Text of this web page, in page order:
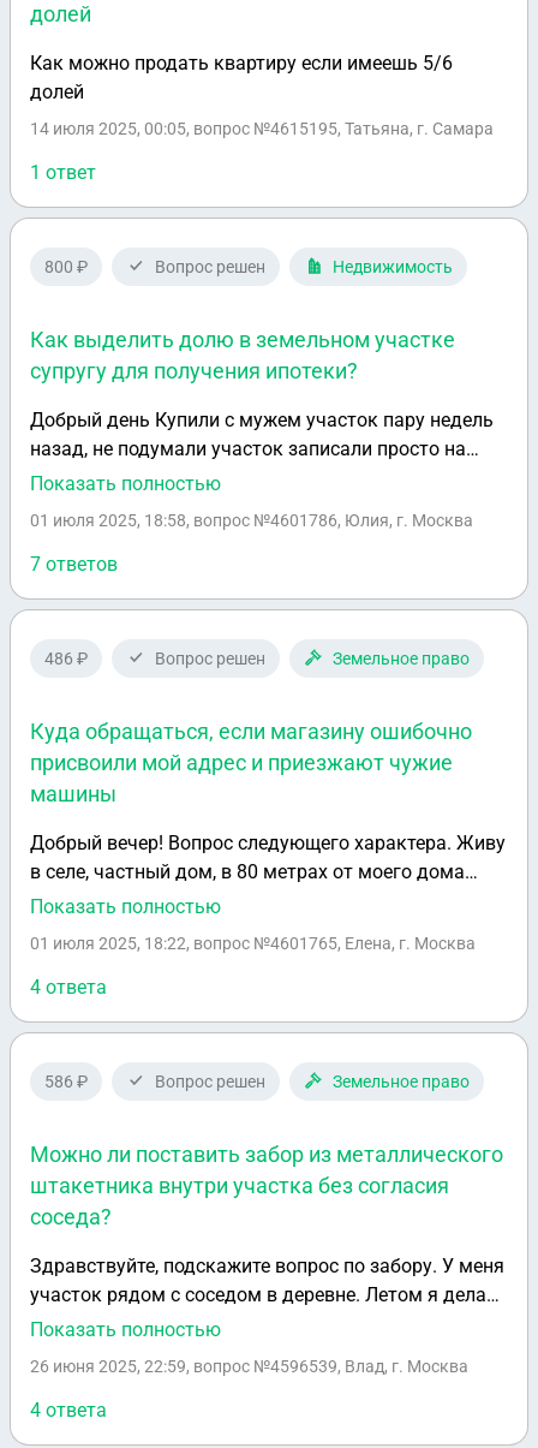
долей
Как можно продать квартиру если имеешь 5/6
долей
14 июля 2025, 00:05, вопрос №4615195, Татьяна, г. Самара
1 ответ
800 ₽ Вопрос решен Недвижимость
Как выделить долю в земельном участке
супругу для получения ипотеки?
Добрый день Купили с мужем участок пару недель
назад, не подумали участок записали просто на
него Сейчас хотим брать подолевую ипотеку под
можно быстро мужу без фин потерь выделить мне
долю?
Показать полностью
01 июля 2025, 18:58, вопрос №4601786, Юлия, г. Москва
7 ответов
486 ₽ Вопрос решен Земельное право
Куда обращаться, если магазину ошибочно
присвоили мой адрес и приезжают чужие
машины
Добрый вечер! Вопрос следующего характера. Живу
в селе, частный дом, в 80 метрах от моего дома
установили ларек продуктовый и пункт Валдбейрис
машины с товаром приезжают ко мне? Что в
данном случаи нужно сделать? И как такое
возможно, что данные ларьки идут по моему
наказать?
Показать полностью
01 июля 2025, 18:22, вопрос №4601765, Елена, г. Москва
4 ответа
586 ₽ Вопрос решен Земельное право
Можно ли поставить забор из металлического
штакетника внутри участка без согласия
соседа?
Здравствуйте, подскажите вопрос по забору. У меня
участок рядом с соседом в деревне. Летом я делал
межевание и вынос границ. У соседа дом получился
меня, а так бы межа шла как раз по стене его
старого дома. Дак вот хотим поставить забор
хороший из металлического штакетника высотой
Показать полностью
26 июня 2025, 22:59, вопрос №4596539, Влад, г. Москва
4 ответа